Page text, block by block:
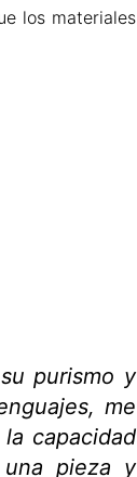
los materiales
purismo y
me
capacidad
pieza y